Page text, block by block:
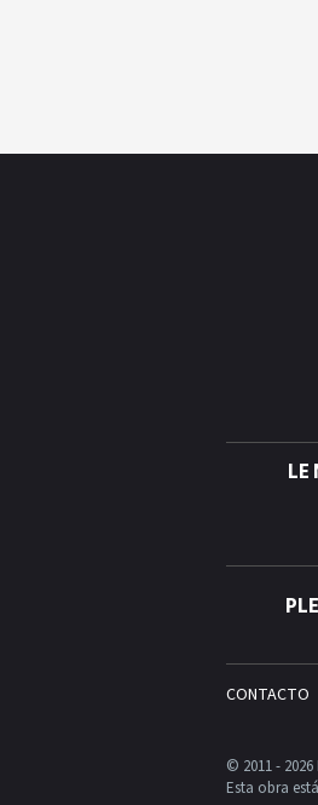
LE
CONTACTO
© 2011 -
Esta obra